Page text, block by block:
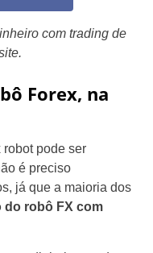
com trading de
Forex, na
robot pode ser
é preciso
já que a maioria dos
do robô FX com